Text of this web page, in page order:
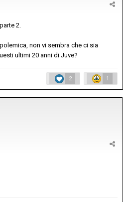
2.
non vi sembra che ci sia
ultimi 20 anni di Juve?
2 1